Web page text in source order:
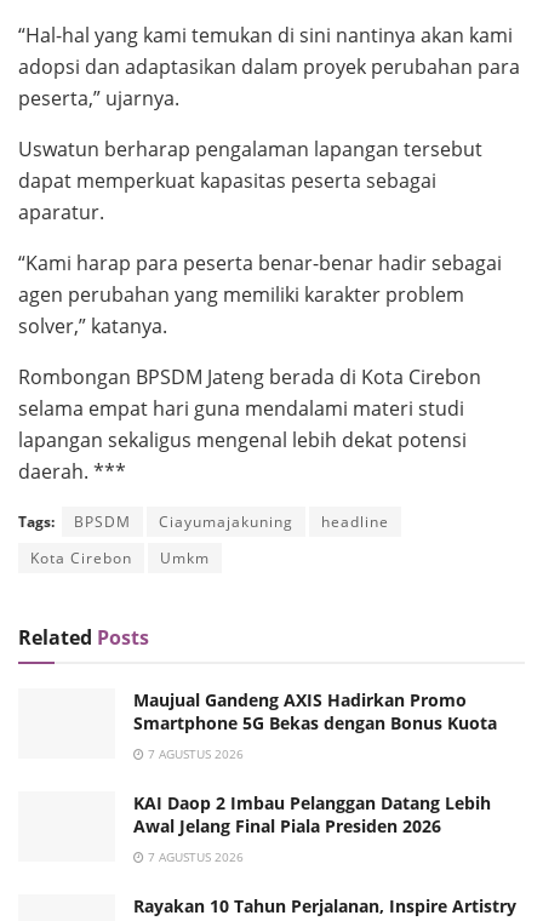
“Hal-hal yang kami temukan di sini nantinya akan kami
adopsi dan adaptasikan dalam proyek perubahan para
peserta,” ujarnya.
Uswatun berharap pengalaman lapangan tersebut
dapat memperkuat kapasitas peserta sebagai
aparatur.
“Kami harap para peserta benar-benar hadir sebagai
agen perubahan yang memiliki karakter problem
solver,” katanya.
Rombongan BPSDM Jateng berada di Kota Cirebon
selama empat hari guna mendalami materi studi
lapangan sekaligus mengenal lebih dekat potensi
daerah. ***
Tags: BPSDM Ciayumajakuning
headline
Kota Cirebon
Umkm
Related Posts
Maujual Gandeng AXIS Hadirkan Promo
Smartphone 5G Bekas dengan Bonus Kuota
7 AGUSTUS 2026
KAI Daop 2 Imbau Pelanggan Datang Lebih
Awal Jelang Final Piala Presiden 2026
7 AGUSTUS 2026
Rayakan 10 Tahun Perjalanan, Inspire Artistry